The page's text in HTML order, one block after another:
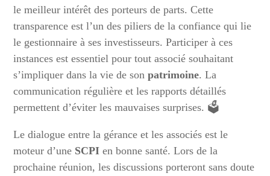
le meilleur intérêt des porteurs de parts. Cette
transparence est l’un des piliers de la confiance qui lie
le gestionnaire à ses investisseurs. Participer à ces
instances est essentiel pour tout associé souhaitant
s’impliquer dans la vie de sonpatrimoine. La
communication régulière et les rapports détaillés
permettent d’éviter les mauvaises surprises. 🗳️
Le dialogue entre la gérance et les associés est le
moteur d’une SCPI en bonne santé. Lors de la
prochaine réunion, les discussions porteront sans doute